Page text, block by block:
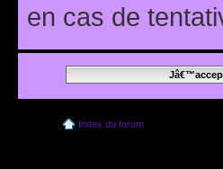
en cas de
Index du forum